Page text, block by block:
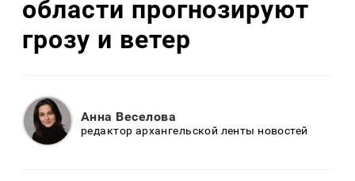
области прогнозируют
грозу и ветер
Анна Веселова
редактор архангельской ленты новостей